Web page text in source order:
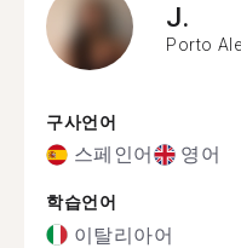
J.
Porto
구사언어
스페인어 영어
학습언어
이탈리아어